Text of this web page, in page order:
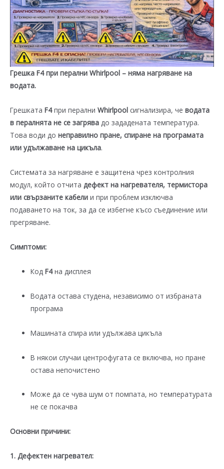
Грешка F4 при перални Whirlpool – няма нагряване на
водата.
Грешката F4при перални Whirlpool сигнализира, че водата
в пералнята не се загрява до зададената температура.
Това води до неправилно пране, спиране на програмата
или удължаване на цикъла.
Системата за нагряване е защитена чрез контролния
модул, който отчита дефект на нагревателя, термистора
или свързаните кабели и при проблем изключва
подаването на ток, за да се избегне късо съединение или
прегряване.
Симптоми:
КодF4на дисплея
Водата остава студена, независимо от избраната
програма
Машината спира или удължава цикъла
В някои случаи центрофугата се включва, но пране
остава непочистено
Може да се чува шум от помпата, но температурата
не се покачва
Основни причини:
1. Дефектен нагревател: